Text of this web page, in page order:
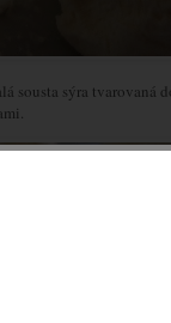
sousta sýra tvarovaná